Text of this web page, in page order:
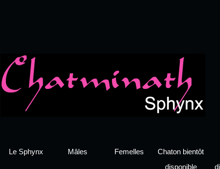
Le Sphynx Mâles Femelles
Chaton bientôt
disponible